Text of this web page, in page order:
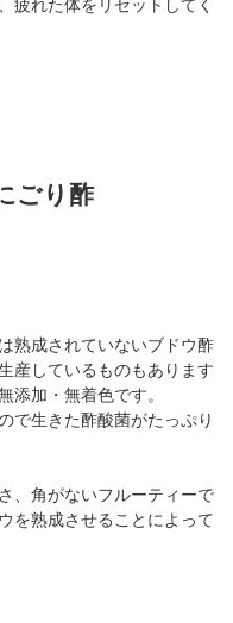
疲れた体をリセットしてく
ごり酢
熟成されていないブドウ酢
産しているものもあります
添加・無着色です。
で生きた酢酸菌がたっぷり
、角がないフルーティーで
を熟成させることによって